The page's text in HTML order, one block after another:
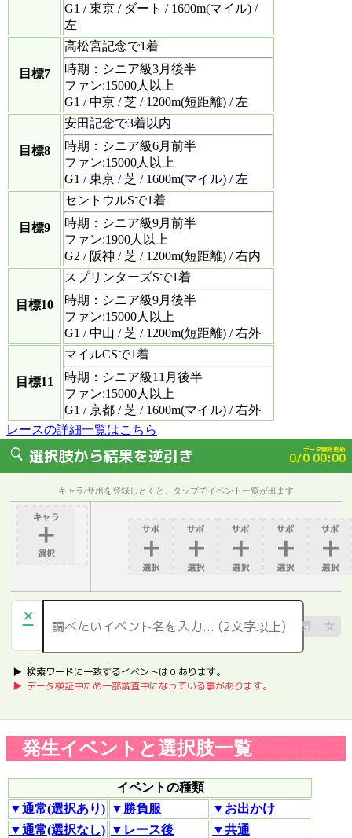
G1 / 東京 / ダート / 1600m(マイル) /
左
目標7
高松宮記念で1着
時期：シニア級3月後半
ファン:15000人以上
G1 / 中京 / 芝 / 1200m(短距離) / 左
目標8
安田記念で3着以内
時期：シニア級6月前半
ファン:15000人以上
G1 / 東京 / 芝 / 1600m(マイル) / 左
目標9
セントウルSで1着
時期：シニア級9月前半
ファン:1900人以上
G2 / 阪神 / 芝 / 1200m(短距離) / 右内
目標10
スプリンターズSで1着
時期：シニア級9月後半
ファン:15000人以上
G1 / 中山 / 芝 / 1200m(短距離) / 右外
目標11
マイルCSで1着
時期：シニア級11月後半
ファン:15000人以上
G1 / 京都 / 芝 / 1600m(マイル) / 右外
レースの詳細一覧はこちら
選択肢から結果を逆引き データ最終更新
0/0 00:00
キャラ/サポを登録しとくと、タップでイベント一覧が出ます
× 男 女
▶︎ 検索ワードに一致するイベントは 0 あります。
▶︎ データ検証中ため一部調査中になっている事があります。
発生イベントと選択肢一覧
イベントの種類
▼通常(選択あり) ▼勝負服
▼お出かけ
▼通常(選択なし) ▼レース後 ▼共通